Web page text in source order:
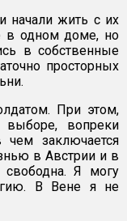
начали жить с их
в одном доме, но
в собственные
просторных
При этом,
вопреки
заключается
в Австрии и в
свободна. Я могу
В Вене я не